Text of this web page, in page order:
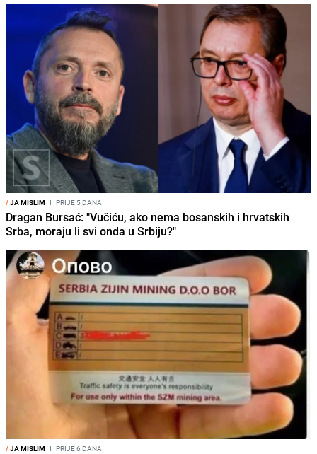
/JA MISLIM I PRIJE 5 DANA
Dragan Bursać: "Vučiću, ako nema bosanskih i hrvatskih
Srba, moraju li svi onda u Srbiju?"
/JA MISLIM I PRIJE 6 DANA